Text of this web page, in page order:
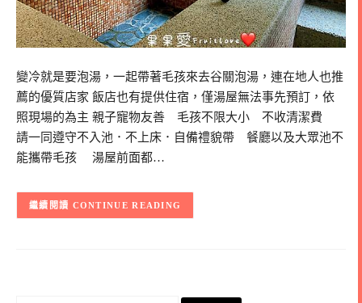
變冷就是要泡湯，一起帶著毛孩來去谷關泡湯，連在地人也推
薦的優質店家 飯店也有提供住宿，僅湯屋無法事先預訂，依
照現場的為主 親子寵物友善 毛孩不限大小 不收清潔費
請一同遵守不入池．不上床．自備禮貌帶 餐廳以及大眾池不
能攜帶毛孩 湯屋前面都…
CONTINUE READING